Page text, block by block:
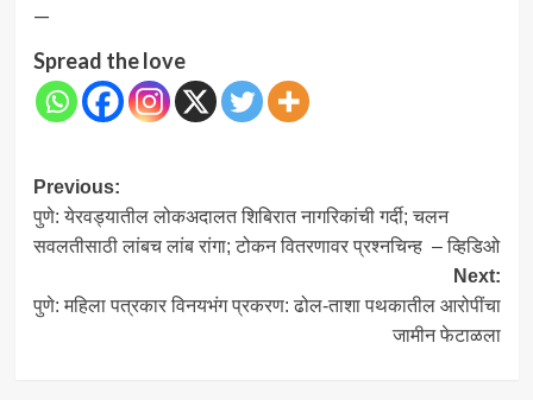
—
Spread the love
Post
navigation
Previous:
पुणे: येरवड्यातील लोकअदालत शिबिरात नागरिकांची गर्दी; चलन
सवलतीसाठी लांबच लांब रांगा; टोकन वितरणावर प्रश्नचिन्ह – व्हिडिओ
Next:
पुणे: महिला पत्रकार विनयभंग प्रकरण: ढोल-ताशा पथकातील आरोपींचा
जामीन फेटाळला